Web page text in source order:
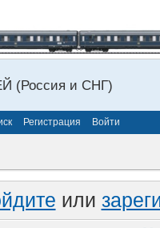
(Россия и СНГ)
Регистрация Войти
или